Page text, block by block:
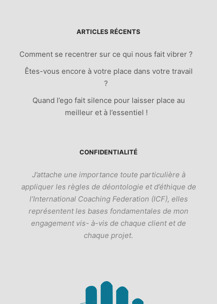
ARTICLES RÉCENTS
Comment se recentrer sur ce qui nous fait vibrer ?
Êtes-vous encore à votre place dans votre travail
?
Quand l’ego fait silence pour laisser place au
meilleur et à l’essentiel !
CONFIDENTIALITÉ
J’attache une importance toute particulière à
appliquer les règles de déontologie et d’éthique de
l’International Coaching Federation (ICF), elles
représentent les bases fondamentales de mon
engagement vis- à-vis de chaque client et de
chaque projet.